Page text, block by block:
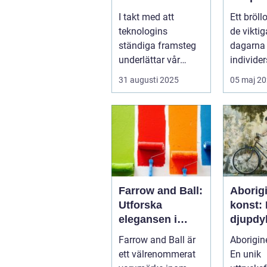
körkortsfoto på
Östermalm
I takt med att
teknologins
ständiga framsteg
underlättar vår
vardag, kvarstår ...
31 augusti 2025
för
Ett
de
alla
05 maj
Farrow and Ball:
Utforska
elegansen i
varumärkets
färger
Farrow and Ball är
ett välrenommerat
konst:
unik
En unik